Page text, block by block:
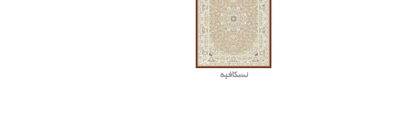
نسکافیه